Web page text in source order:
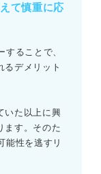
て慎重に応
ることで、
るデメリット
いた以上に興
ます。そのた
能性を逃すリ